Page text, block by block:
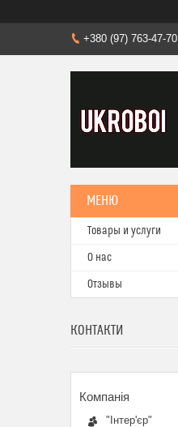
+380 (97) 763-47-70
Товары и услуги
О нас
Отзывы
КОНТАКТИ
"Інтер'єр"